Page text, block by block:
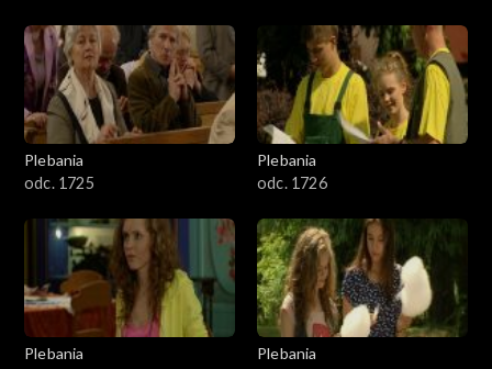
Plebania
odc. 1725
Plebania
odc. 1726
Plebania
Plebania